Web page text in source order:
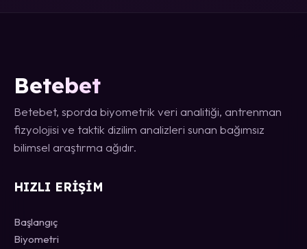
Betebet
Betebet, sporda biyometrik veri analitiği, antrenman
fizyolojisi ve taktik dizilim analizleri sunan bağımsız
bilimsel araştırma ağıdır.
HIZLI ERIŞIM
Başlangıç
Biyometri